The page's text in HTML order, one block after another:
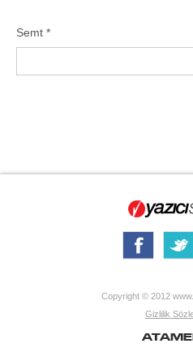
Semt *
Copyright © 2012
Gizlilik